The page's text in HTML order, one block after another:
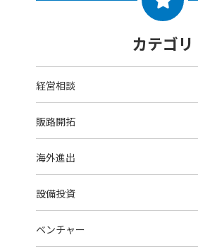
カテゴリ
経営相談
販路開拓
海外進出
設備投資
ベンチャー